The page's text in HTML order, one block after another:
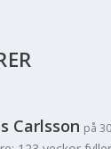
Carlsson på